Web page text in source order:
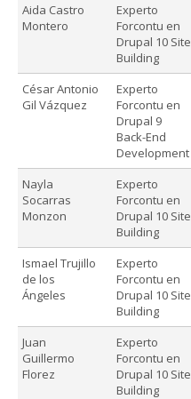
Aida Castro
Montero
Experto
Forcontu en
Drupal 10 Site
Building
César Antonio
Gil Vázquez
Experto
Forcontu en
Drupal 9
Back-End
Development
Nayla
Socarras
Monzon
Experto
Forcontu en
Drupal 10 Site
Building
Ismael Trujillo
de los
Ángeles
Experto
Forcontu en
Drupal 10 Site
Building
Juan
Guillermo
Florez
Experto
Forcontu en
Drupal 10 Site
Building